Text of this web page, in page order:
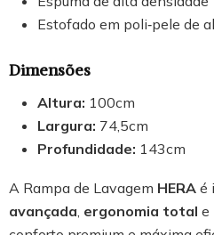
Estofado em poli‑pele de
Dimensões
Altura: 100cm
Largura: 74,5cm
Profundidade: 143cm
A Rampa de Lavagem HERA é
avançada ergonomia total e